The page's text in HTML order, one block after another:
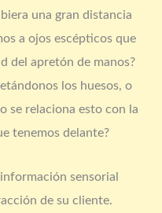
una gran distancia
a ojos escépticos que
del apretón de manos?
los huesos, o
se relaciona esto con la
tenemos delante?
sensorial
de su cliente.